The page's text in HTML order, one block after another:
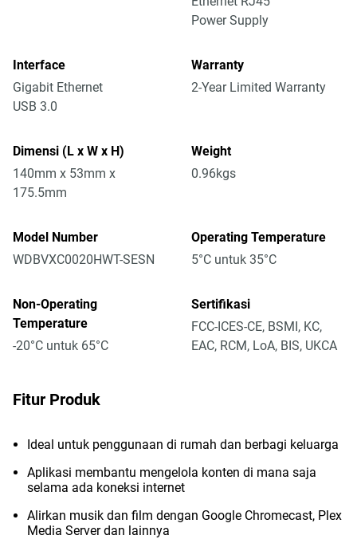
Power Supply
Interface
Gigabit Ethernet
USB 3.0
Warranty
2-Year Limited Warranty
Dimensi (L x W x H)
140mm x 53mm x
175.5mm
Weight
0.96kgs
Model Number
WDBVXC0020HWT-SESN
Operating Temperature
5°C untuk 35°C
Non-Operating
Temperature
-20°C untuk 65°C
Sertifikasi
FCC-ICES-CE, BSMI, KC,
EAC, RCM, LoA, BIS, UKCA
Fitur Produk
Ideal untuk penggunaan di rumah dan berbagi keluarga
Aplikasi membantu mengelola konten di mana saja
selama ada koneksi internet
Alirkan musik dan film dengan Google Chromecast, Plex
Media Server dan lainnya